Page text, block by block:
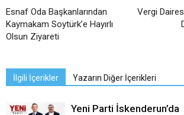
Esnaf Oda Başkanlarından
Kaymakam Soytürk’e Hayırlı
Olsun Ziyareti
Vergi
İlgili İçerikler Yazarın Diğer İçerikleri
Yeni Parti İskenderun’da